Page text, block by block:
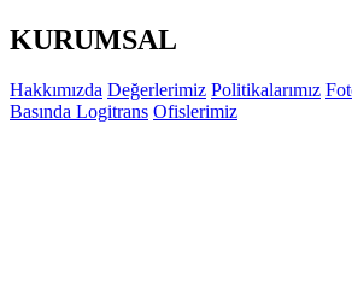
KURUMSAL
Hakkımızda Değerlerimiz Politikalarımız
Basında Logitrans Ofislerimiz